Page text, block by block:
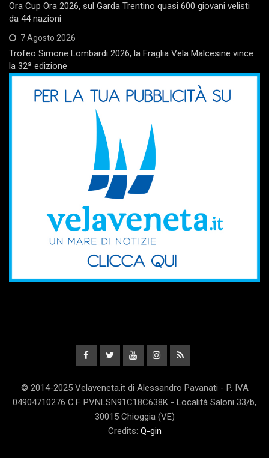
Ora Cup Ora 2026, sul Garda Trentino quasi 600 giovani velisti
da 44 nazioni
7 Agosto 2026
Trofeo Simone Lombardi 2026, la Fraglia Vela Malcesine vince
la 32ª edizione
© 2014-2025 Velaveneta.it di Alessandro Pavanati - P. IVA
04904710276 C.F. PVNLSN91C18C638K - Località Saloni 33/b,
30015 Chioggia (VE)
Credits: Q-gin